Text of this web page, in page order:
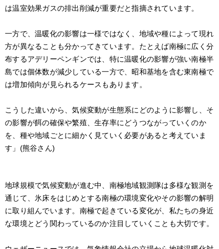
は温室効果ガスの排出削減が重要だと指摘されています。
一方で、温暖化の影響は一様ではなく、地域や種によって現れ
方が異なることも分かってきています。たとえば南極に広く分
布するアデリーペンギンでは、特に温暖化の影響が強い南極半
島では個体数が減少している一方で、昭和基地を含む東南極で
は増加傾向が見られるケースもあります。
こうした違いから、気候変動が生態系にどのように影響し、そ
の影響が餌の確保や繁殖、生存率にどうつながっていくのか
を、種や地域ごとに細かく見ていく必要があると考えていま
す」(熊谷さん)
地球規模で気候変動が進む中、南極地域観測隊は多様な観測を
通じて、氷床をはじめとする南極の環境変化やその影響の解明
に取り組んでいます。南極で起きている変化が、私たちの身近
な環境とどう関わっているのか注目していくことも大切です。